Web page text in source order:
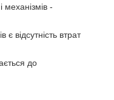
механізмів -
відсутність втрат
до